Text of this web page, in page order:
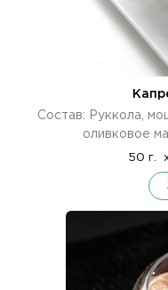
Состав: Руккола,
оливковое
50 г.